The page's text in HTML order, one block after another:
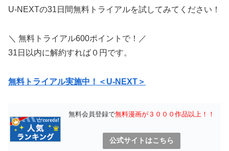
U-NEXTの31日間無料トライアルを試してみてください！
＼ 無料トライアル600ポイントで！／
31日以内に解約すれば０円です。
無料トライアル実施中！＜U-NEXT＞
無料会員登録で無料漫画が３０００作品以上！！
公式サイトはこちら